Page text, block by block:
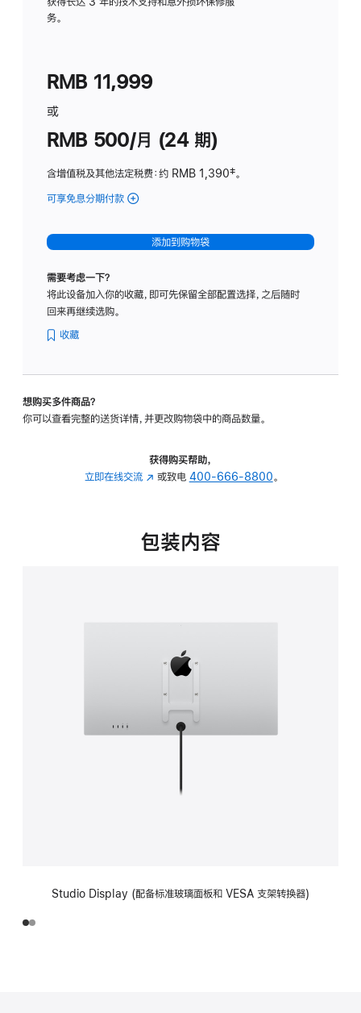
务。
RMB 11,999
或
RMB 500/月 (24 期)
含增值税及其他法定税费：约 RMB 1,390脚
‡。
可享免息分期付款 (Studio
-
标
璃
转
的
添加到购物袋
需要考虑一下？
将此设备加入你的收藏，即可先保留全部配置选择，之后随时
回来再继续选购。
收藏
想购买多件商品？
你可以查看完整的送货详情，并更改购物袋中的商品数量。
获得购买帮助，
立即在线交流 (在
中
或致电 400-666-8800。
包装内容
Studio Display (配备标准玻璃面板和 VESA 支架转换器)